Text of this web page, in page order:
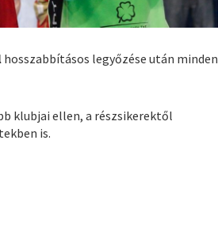
hosszabbításos legyőzése után minden
klubjai ellen, a részsikerektől
is.